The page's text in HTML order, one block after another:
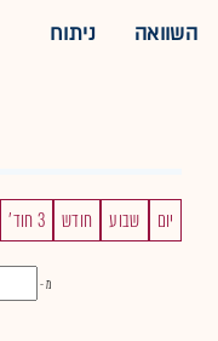
השוואה ניתוח
יום שבוע חודש 3 חוד'
מ -